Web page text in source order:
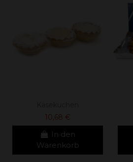
10,68 €
In den
Warenkorb